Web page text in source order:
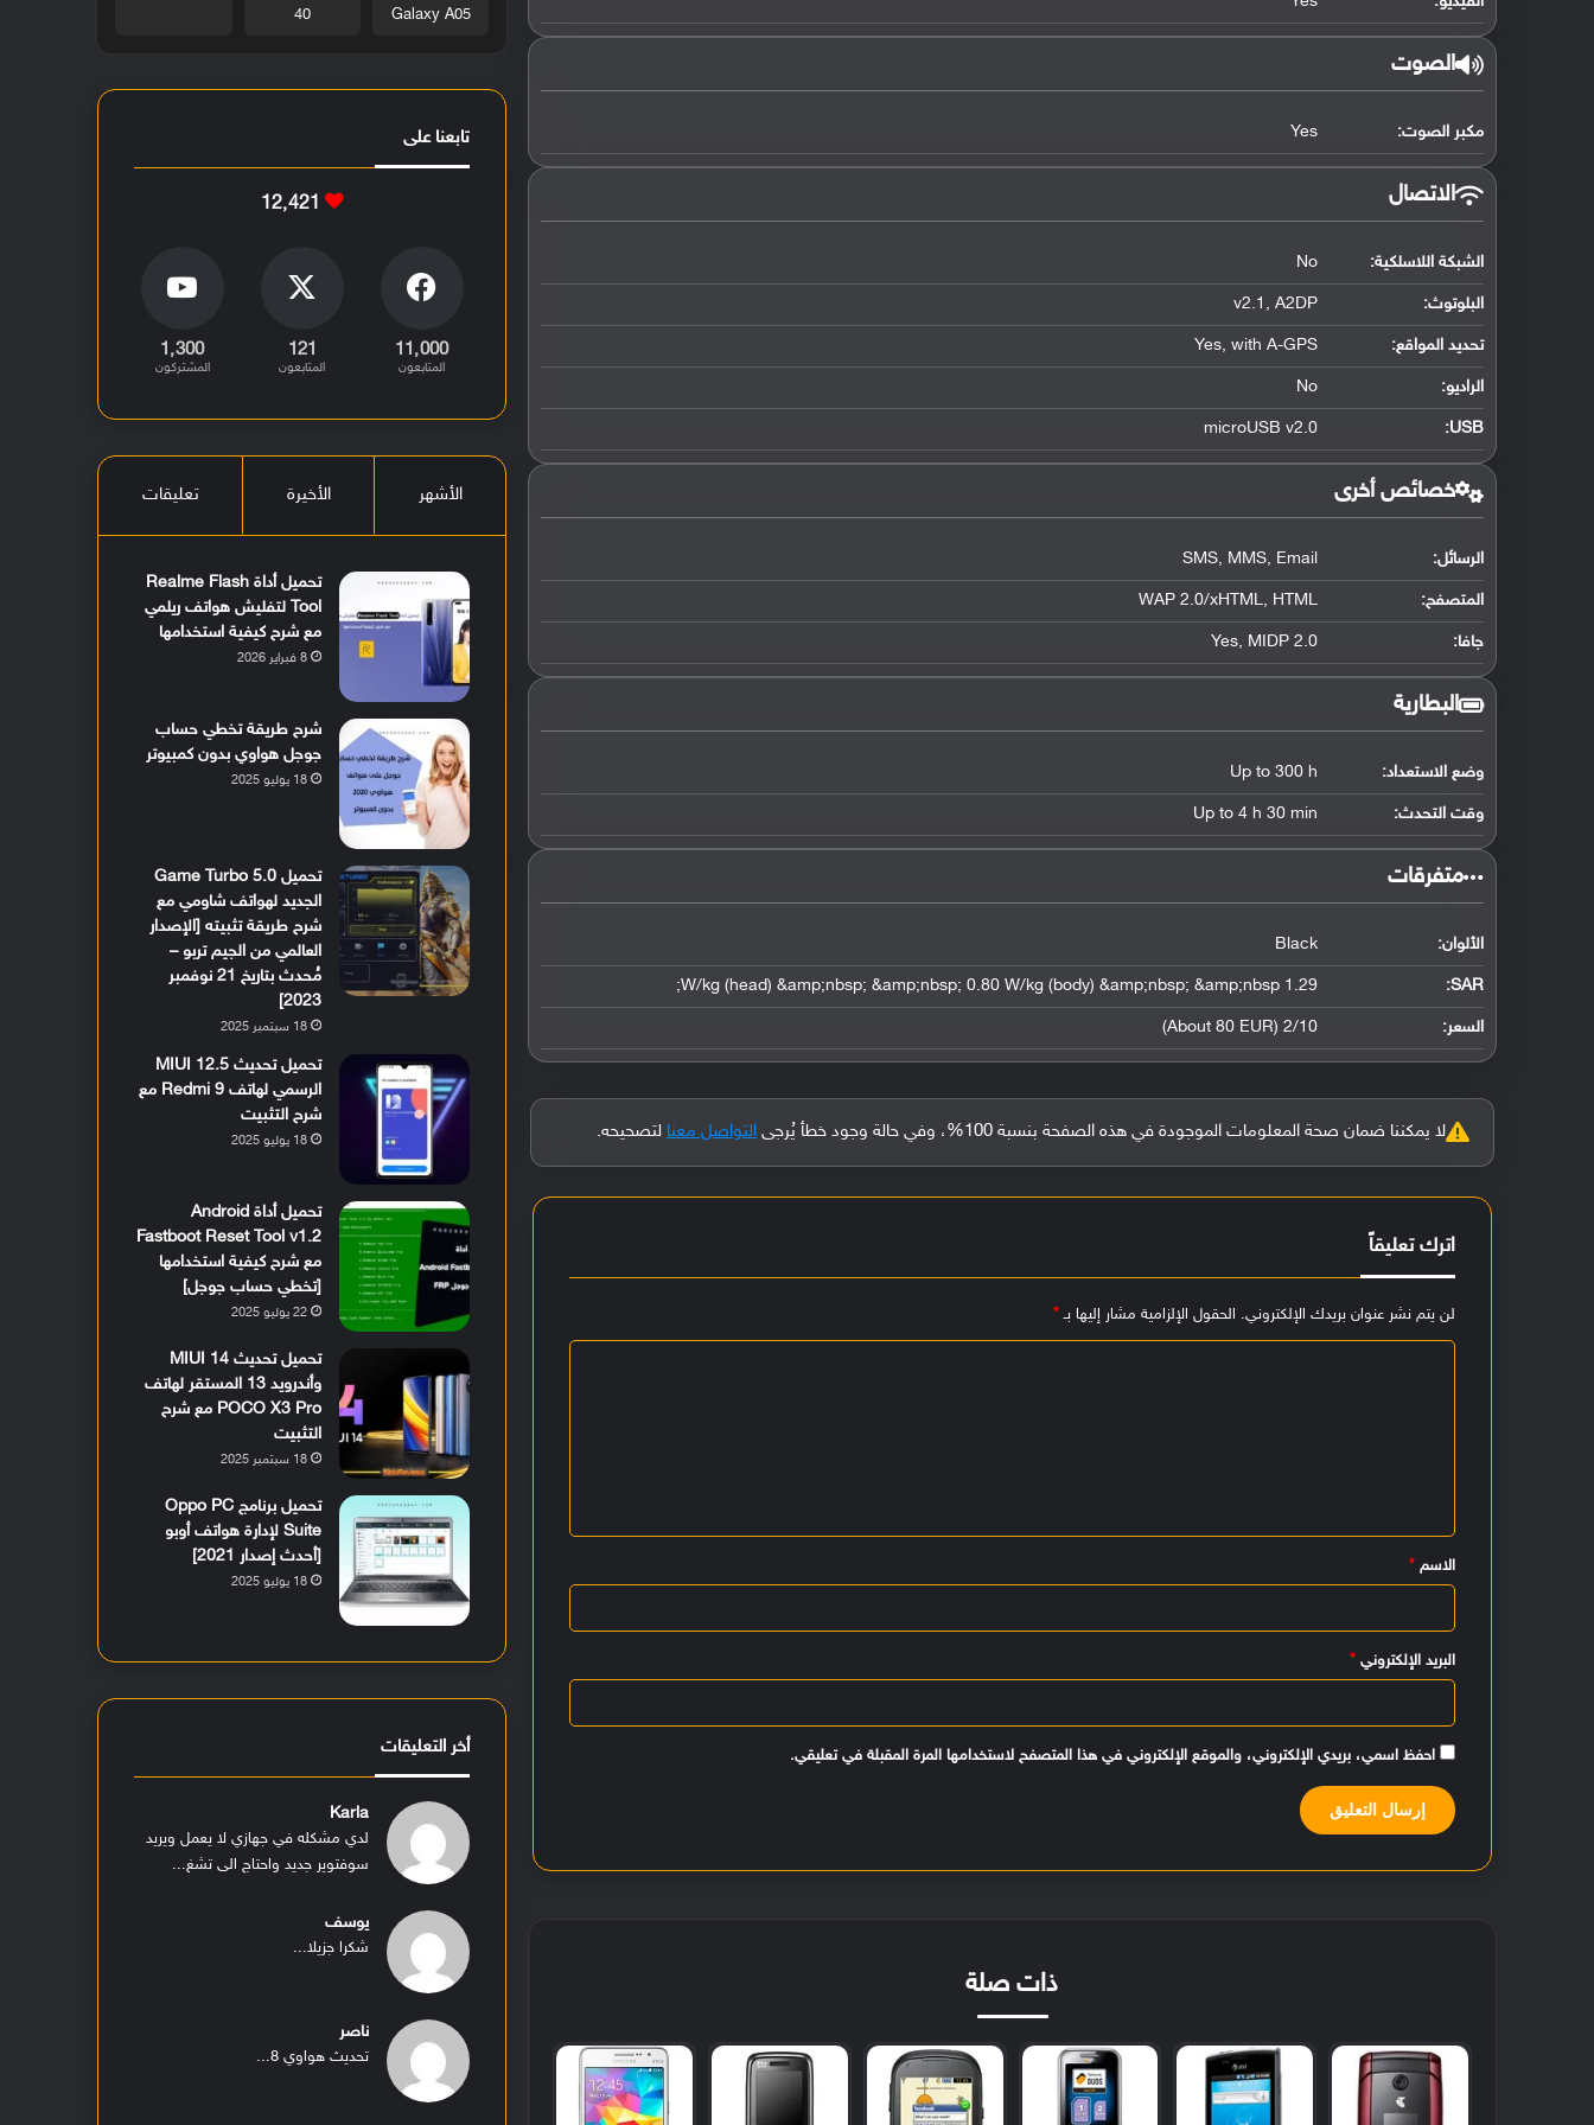
الصوت
مكبر الصوت: Yes
الاتصال
الشبكة اللاسلكية: No
البلوتوث:
v2.1, A2DP
تحديد المواقع:
Yes, with A-GPS
الراديو: No
USB
:
microUSB v2.0
خصائص أخرى
الرسائل: SMS, MMS, Email
المتصفح: WAP 2.0/xHTML, HTML
جافا: Yes, MIDP 2.0
البطارية
وضع الاستعداد: Up to 300 h
وقت التحدث: Up to 4 h 30 min
‏متفرقات‏
الألوان: Black
SAR
:
1.29 W/kg (head) &amp;nbsp; &amp;nbsp; 0.80 W/kg (body) &amp;nbsp; &amp;nbsp;
السعر: 2/10 (About 80 EUR)
لا يمكننا ضمان صحة المعلومات الموجودة في هذه الصفحة بنسبة 100%، وفي حالة وجود خطأ يُرجى التواصل معنا لتصحيحه.
اترك تعليقاً
لن يتم نشر عنوان بريدك الإلكتروني. الحقول الإلزامية مشار إليها بـ*
الاسم*
البريد الإلكتروني*
احفظ اسمي، بريدي الإلكتروني، والموقع الإلكتروني في هذا المتصفح لاستخدامها المرة المقبلة في تعليقي.
ذات صلة
Galaxy A05
40
تابعنا على
12٬421
11٬000
المتابعون
121
المتابعون
1٬300
المشتركون
الأشهر الأخيرة تعليقات
تحميل أداة Realme Flash
Tool لتفليش هواتف ريلمي
مع شرح كيفية استخدامها
8 فبراير 2026
شرح طريقة تخطي حساب
جوجل هواوي بدون كمبيوتر
18 يوليو 2025
تحميل Game Turbo 5.0
الجديد لهواتف شاومي مع
شرح طريقة تثبيته [الإصدار
العالمي من الجيم تربو –
مُحدث بتاريخ 21 نوفمبر
2023]
18 سبتمبر 2025
تحميل تحديث MIUI 12.5
الرسمي لهاتف Redmi 9 مع
شرح التثبيت
18 يوليو 2025
تحميل أداة Android
Fastboot Reset Tool v1.2
مع شرح كيفية استخدامها
[تخطي حساب جوجل]
22 يوليو 2025
تحميل تحديث MIUI 14
وأندرويد 13 المستقر لهاتف
POCO X3 Pro مع شرح
التثبيت
18 سبتمبر 2025
تحميل برنامج Oppo PC
Suite لإدارة هواتف أوبو
[أحدث إصدار 2021]
18 يوليو 2025
أخر التعليقات
Karla
لدي مشكله في جهازي لا يعمل ويريد
سوفتوير جديد واحتاج الى تشغ...
يوسف
شكرا جزيلا...
ناصر
تحديث هواوي 8...